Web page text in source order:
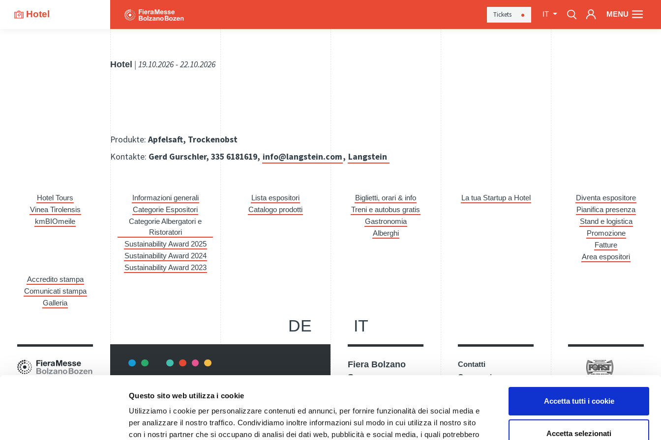
Questo sito web utilizza i cookie
Utilizziamo i cookie per personalizzare contenuti ed annunci, per fornire funzionalità dei social media e
per analizzare il nostro traffico. Condividiamo inoltre informazioni sul modo in cui utilizza il nostro sito
con i nostri partner che si occupano di analisi dei dati web, pubblicità e social media, i quali potrebbero
Accetta tutti i cookie
Accetta selezionati
Hotel Tickets IT MENU
Hotel | 19.10.2026 - 22.10.2026
Produkte: Apfelsaft, Trockenobst
Kontakte: Gerd Gurschler, 335 6181619, info@langstein.com, Langstein
Hotel Tours
Vinea Tirolensis
kmBIOmeile
Informazioni generali
Categorie Espositori
Categorie Albergatori e
Ristoratori
Sustainability Award 2025
Sustainability Award 2024
Sustainability Award 2023
Lista espositori
Catalogo prodotti
Biglietti, orari & info
Treni e autobus gratis
Gastronomia
Alberghi
La tua Startup a Hotel
Diventa espositore
Pianifica presenza
Stand e logistica
Promozione
Fatture
Area espositori
Accredito stampa
Comunicati stampa
Galleria
DE IT
Rimani sempre aggiornata*o sui nostri eventi, ricevi
informazioni utili in anteprima! Naturalmente senza alcun
costo.
Fiera Bolzano
Spa
Tel.+39 0471 516000
Contatti
Come arrivare